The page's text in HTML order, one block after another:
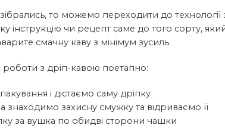
то можемо переходити до
інструкцію чи рецепт саме до того сорту,
смачну каву з мінімум зусиль.
з дріп-кавою поетапно:
і дістаємо саму дріпку
знаходимо захисну смужку та відриваємо її
за вушка по обидві сторони чашки